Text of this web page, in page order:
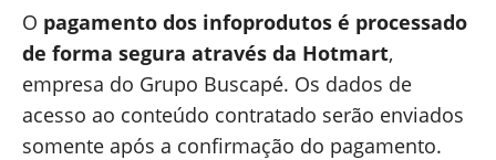
O pagamento dos infoprodutos é processado
de forma segura através da Hotmart,
empresa do Grupo Buscapé. Os dados de
acesso ao conteúdo contratado serão enviados
somente após a confirmação do pagamento.